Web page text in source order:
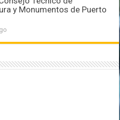
y Monumentos de Puerto